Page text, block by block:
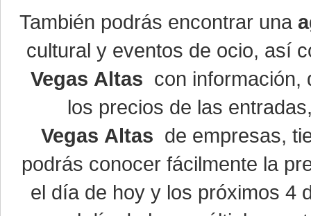
También podrás encontrar una
cultural y eventos de ocio, así
Vegas Altas con información,
los precios de las
Vegas Altas de empresas,
podrás conocer fácilmente la
el día de hoy y los próximos 4